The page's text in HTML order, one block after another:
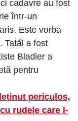
cadavre au fost
într-un
Este vorba
Tatăl a fost
Bladier a
pentru
periculos,
rudele care l-